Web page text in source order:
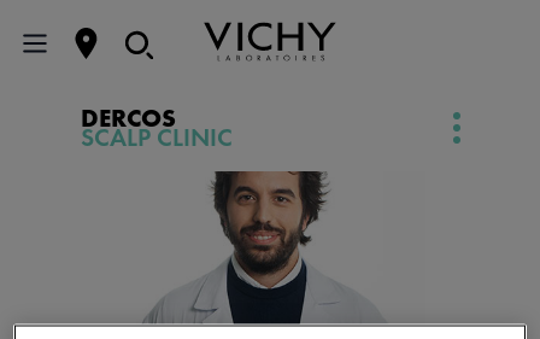
DERCOS
SCALP CLINIC